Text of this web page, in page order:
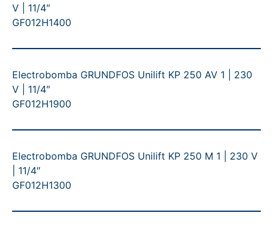
V | 11/4″
GF012H1400
Electrobomba GRUNDFOS Unilift KP 250 AV 1 | 230
V | 11/4″
GF012H1900
Electrobomba GRUNDFOS Unilift KP 250 M 1 | 230 V
| 11/4″
GF012H1300